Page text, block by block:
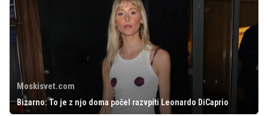
Moskisvet.com
Bizarno: To je z njo doma počel razvpiti Leonardo DiCaprio